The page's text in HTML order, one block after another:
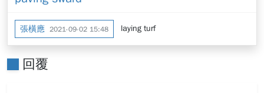
張橫應 2021-09-02 15:48 laying turf
回覆